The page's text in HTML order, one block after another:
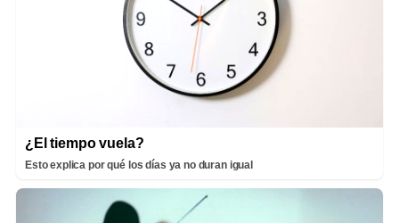
¿El tiempo vuela?
Esto explica por qué los días ya no duran igual